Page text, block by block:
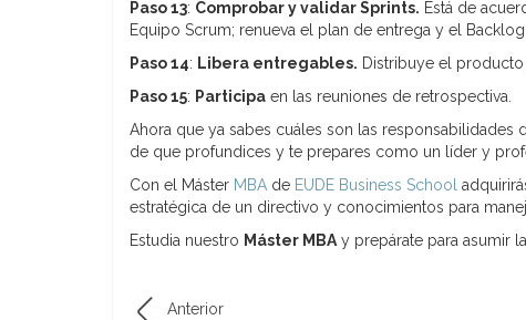
Paso 13: Comprobar y validar Sprints. Está de
Equipo Scrum; renueva el plan de entrega y el
Paso 14: Libera entregables. Distribuye el
Paso 15: Participa en las reuniones de retrospectiva.
Ahora que ya sabes cuáles son las
de que profundices y te prepares como un líder y
Con el Máster MBA de EUDE Business School
estratégica de un directivo y conocimientos para
Estudia nuestro Máster MBA y prepárate para asumir
Anterior